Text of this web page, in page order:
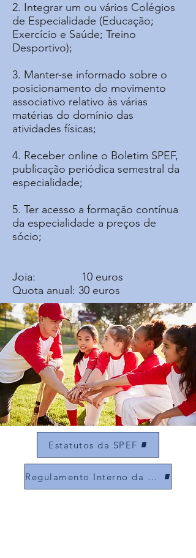
2. Integrar um ou vários Colégios
de Especialidade (Educação;
Exercício e Saúde; Treino
Desportivo);
3. Manter-se informado sobre o
posicionamento do movimento
associativo relativo às várias
matérias do domínio das
atividades físicas;
4. Receber online o Boletim SPEF,
publicação periódica semestral da
especialidade;
5. Ter acesso a formação contínua
da especialidade a preços de
sócio;
Joia: 10 euros
Quota anual: 30 euros
Estatutos da SPEF
Regulamento Interno da SPEF